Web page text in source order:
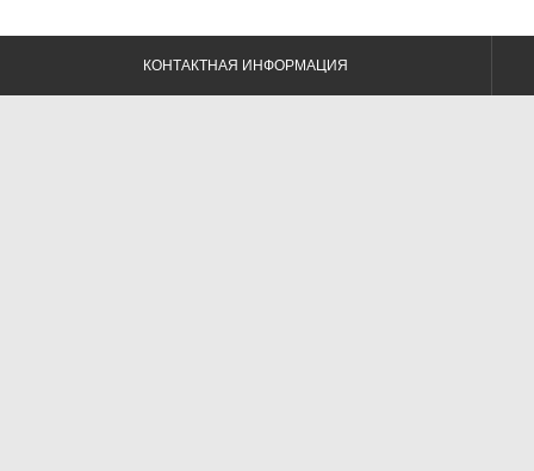
КОНТАКТНАЯ ИНФОРМАЦИЯ